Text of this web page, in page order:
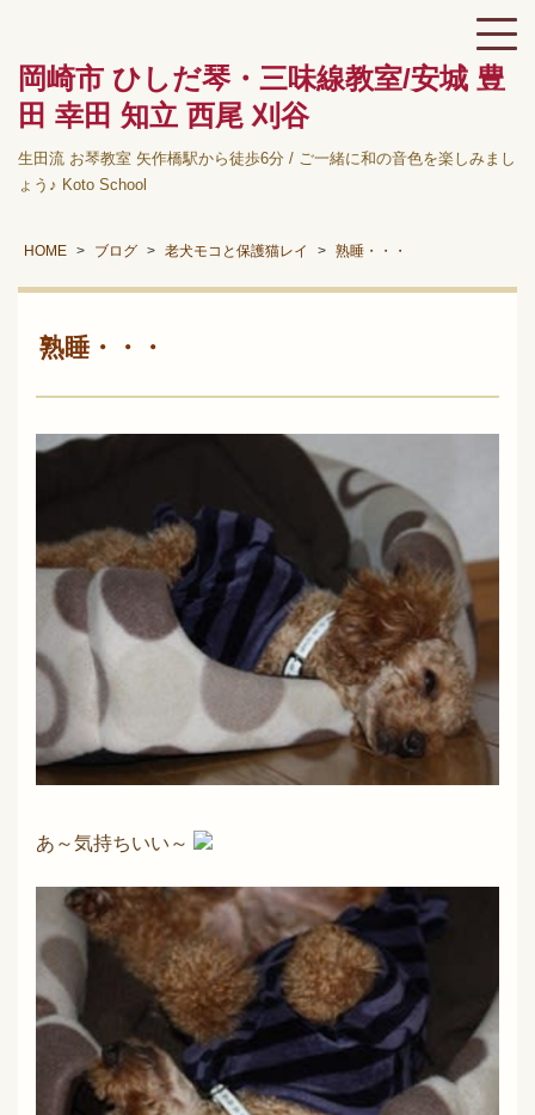
岡崎市 ひしだ琴・三味線教室/安城 豊
田 幸田 知立 西尾 刈谷
生田流 お琴教室 矢作橋駅から徒歩6分 / ご一緒に和の音色を楽しみまし
ょう♪ Koto School
HOME ブログ 老犬モコと保護猫レイ 熟睡・・・
熟睡・・・
あ～気持ちいい～